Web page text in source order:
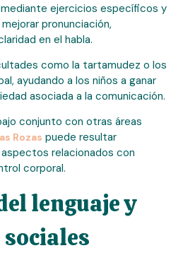
ejercicios específicos y
pronunciación,
en el habla.
como la tartamudez o los
ayudando a los niños a ganar
asociada a la comunicación.
conjunto con otras áreas
Rozas puede resultar
relacionados con
corporal.
lenguaje y